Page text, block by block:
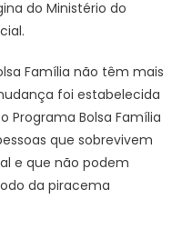
do Ministério do
Família não têm mais
foi estabelecida
Programa Bolsa Família
que sobrevivem
e que não podem
da piracema